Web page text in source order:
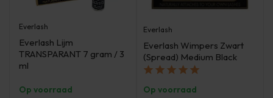
Everlash
Everlash Lijm
TRANSPARANT 7 gram / 3
ml
Op voorraad
Everlash
Everlash Wimpers Zwart
(Spread) Medium Black
Op voorraad